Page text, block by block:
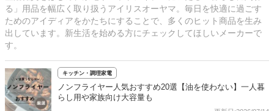
る」用品を幅広く取り扱うアイリスオーヤマ。毎日を快適に過ごす
ためのアイディアをかたちにすることで、多くのヒット商品を生み
出しています。新生活を始める方にチェックしてほしいメーカーで
す。
キッチン・調理家電
ノンフライヤー人気おすすめ20選【油を使わない】一人暮
らし用や家族向け大容量も